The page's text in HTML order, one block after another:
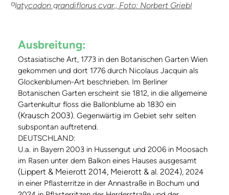
Platycodon grandiflorus cvar., Foto: Norbert Griebl
Ausbreitung:
Ostasiatische Art, 1773 in den Botanischen Garten Wien
gekommen und dort 1776 durch Nicolaus Jacquin als
Glockenblumen-Art beschrieben. Im Berliner
Botanischen Garten erscheint sie 1812, in die allgemeine
Gartenkultur floss die Ballonblume ab 1830 ein
(Krausch 2003). Gegenwärtig im Gebiet sehr selten
subspontan auftretend.
DEUTSCHLAND:
U.a. in Bayern 2003 in Hussengut und 2006 in Moosach
im Rasen unter dem Balkon eines Hauses ausgesamt
(Lippert & Meierott 2014, Meierott & al. 2024), 2024
in einer Pflasterritze in der Annastraße in Bochum und